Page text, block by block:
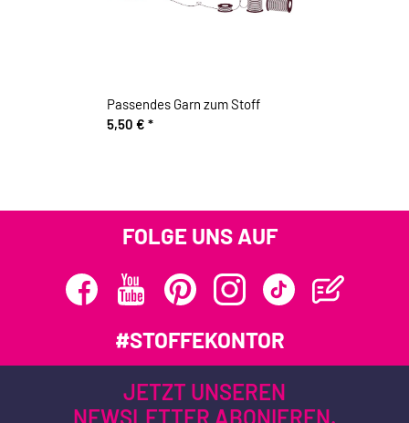
Passendes Garn zum Stoff
5,50 € *
FOLGE UNS AUF
#STOFFEKONTOR
JETZT UNSEREN
NEWSLETTER ABONIEREN.